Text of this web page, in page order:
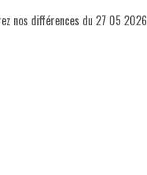
nos différences du 27 05 2026